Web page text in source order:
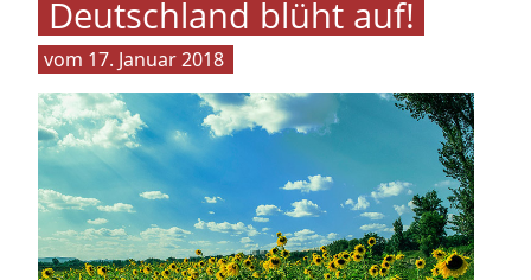
Deutschland blüht auf!
17. Januar 2018